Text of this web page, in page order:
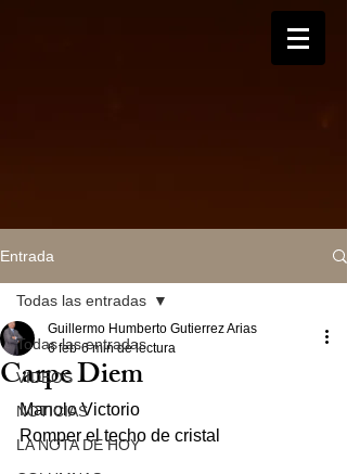
Entrada
Todas las entradas
VIDEOS
NOTICIAS
LA NOTA DE HOY
Todas las entradas
Carpe Diem
Guillermo Humberto Gutierrez Arias
6 feb 6 min de lectura
Manolo Victorio
Romper el techo de cristal